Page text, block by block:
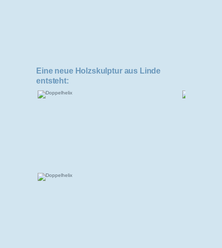
Eine neue Holzskulptur aus Linde
entsteht: